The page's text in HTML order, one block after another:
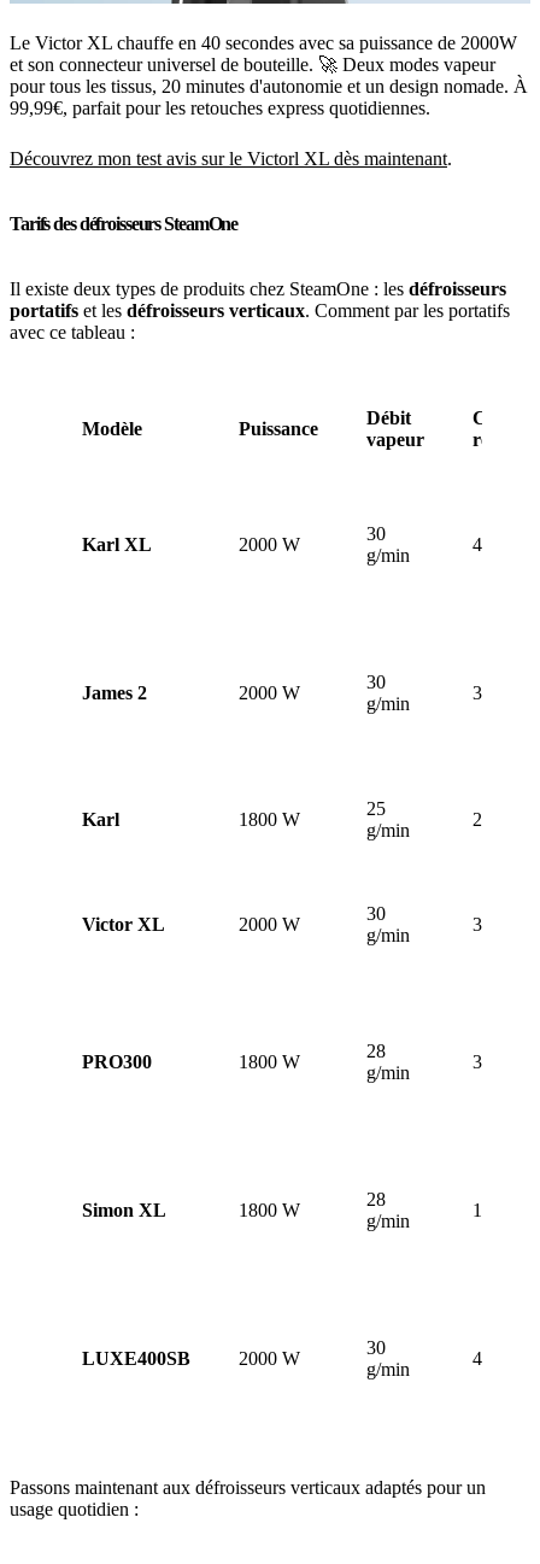
Le Victor XL chauffe en 40 secondes avec sa puissance de 2000W
et son connecteur universel de bouteille. 🚀 Deux modes vapeur
pour tous les tissus, 20 minutes d'autonomie et un design nomade. À
99,99€, parfait pour les retouches express quotidiennes.
Découvrez mon test avis sur le Victorl XL dès maintenant.
Tarifs des défroisseurs SteamOne
Il existe deux types de produits chez SteamOne : les défroisseurs
portatifs et les défroisseurs verticaux. Comment par les portatifs
avec ce tableau :
Modèle Puissance
Débit
vapeur
Karl XL 2000 W
30
g/min
400 ml
James 2 2000 W
30
g/min
300 ml
Karl 1800 W
25
g/min
260 ml
Victor XL 2000 W
30
g/min
300 ml
PRO300 1800 W
28
g/min
300 ml
Simon XL 1800 W
28
g/min
120 ml
LUXE400SB 2000 W
30
g/min
400 ml
Passons maintenant aux défroisseurs verticaux adaptés pour un
usage quotidien :